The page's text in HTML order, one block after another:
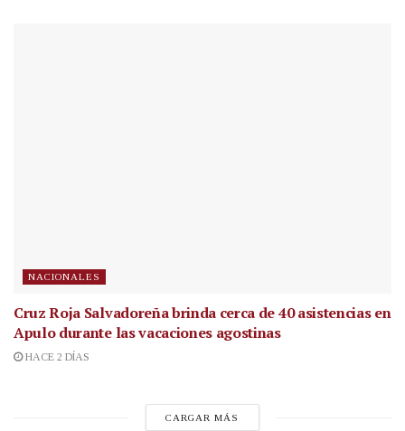
NACIONALES
Cruz Roja Salvadoreña brinda cerca de 40 asistencias en
Apulo durante las vacaciones agostinas
HACE 2 DÍAS
CARGAR MÁS